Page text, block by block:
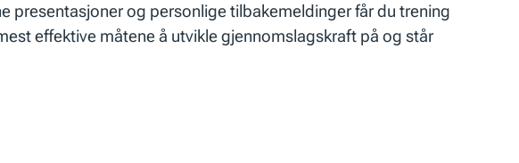
presentasjoner og personlige tilbakemeldinger får du trening
effektive måtene å utvikle gjennomslagskraft på og står